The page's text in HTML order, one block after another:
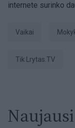
internete surinko
Vaikai
tik Lrytas.TV